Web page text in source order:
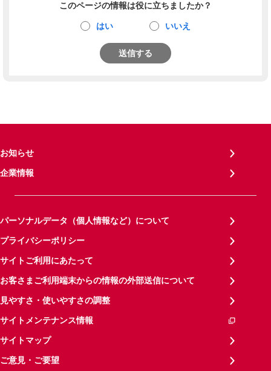
このページの情報は役に立ちましたか？
はい いいえ
送信する
お知らせ
企業情報
パーソナルデータ（個人情報など）について
プライバシーポリシー
サイトご利用にあたって
お客さまご利用端末からの情報の外部送信について
見やすさ・使いやすさの調整
サイトメンテナンス情報
サイトマップ
ご意見・ご要望